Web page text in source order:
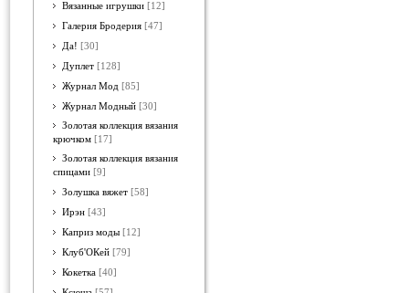
Вязанные игрушки [12]
Галерия Бродерия [47]
Да! [30]
Дуплет [128]
Журнал Мод [85]
Журнал Модный [30]
Золотая коллекция вязания
крючком [17]
Золотая коллекция вязания
спицами [9]
Золушка вяжет [58]
Ирэн [43]
Каприз моды [12]
Клуб'ОКей [79]
Кокетка [40]